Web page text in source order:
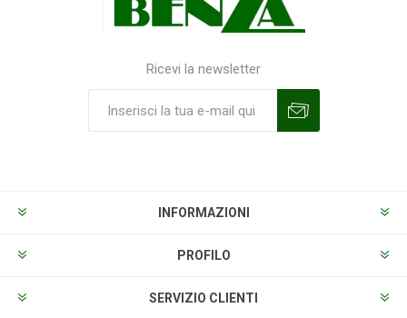
Ricevi la newsletter
INFORMAZIONI
PROFILO
SERVIZIO CLIENTI